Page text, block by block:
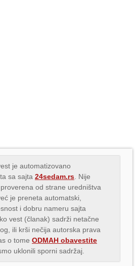
je automatizovano
sa sajta 24sedam.rs . Nije
od strane uredništva
je preneta automatski,
i dobru nameru sajta
vest (članak) sadrži netačne
ili krši nečija autorska prava
o tome ODMAH obavestite
uklonili sporni sadržaj.